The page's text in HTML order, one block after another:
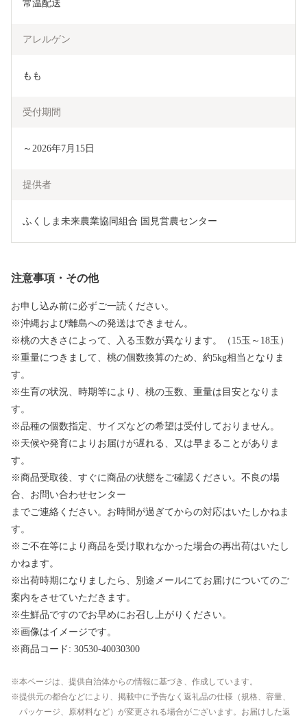
常温配送
アレルゲン
もも
受付期間
～2026年7月15日
提供者
ふくしま未来農業協同組合 国見営農センター
注意事項・その他
お申し込み前に必ずご一読ください。
※沖縄および離島への発送はできません。
※桃の大きさによって、入る玉数が異なります。（15玉～18玉）
※重量につきまして、桃の個数換算のため、約5kg相当となりま
す。
※生育の状況、時期等により、桃の玉数、重量は目安となりま
す。
※品種の個数指定、サイズなどの希望は受付しておりません。
※天候や発育によりお届けが遅れる、又は早まることがありま
す。
※商品受取後、すぐに商品の状態をご確認ください。不良の場
合、お問い合わせセンター
までご連絡ください。お時間が過ぎてからの対応はいたしかねま
す。
※ご不在等により商品を受け取れなかった場合の再出荷はいたし
かねます。
※出荷時期になりましたら、別途メールにてお届けについてのご
案内をさせていただきます。
※生鮮品ですのでお早めにお召し上がりください。
※画像はイメージです。
※商品コード: 30530-40030300
本ページは、提供自治体からの情報に基づき、作成しています。
提供元の都合などにより、掲載中に予告なく返礼品の仕様（規格、容量、
パッケージ、原材料など）が変更される場合がございます。お届けした返